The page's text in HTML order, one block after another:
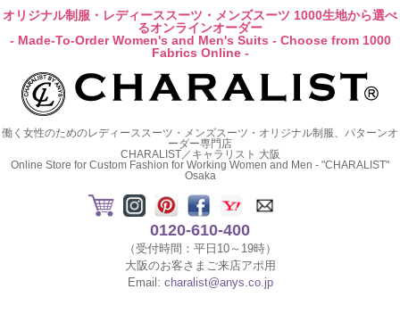
オリジナル制服・レディーススーツ・メンズスーツ 1000生地から選べ
るオンラインオーダー
- Made-To-Order Women's and Men's Suits - Choose from 1000
Fabrics Online -
働く女性のためのレディーススーツ・メンズスーツ・オリジナル制服、パターンオ
ーダー専門店
CHARALIST／キャラリスト 大阪
Online Store for Custom Fashion for Working Women and Men - "CHARALIST"
Osaka
0120-610-400
（受付時間：平日10～19時）
大阪のお客さまご来店アポ用
Email: charalist@anys.co.jp